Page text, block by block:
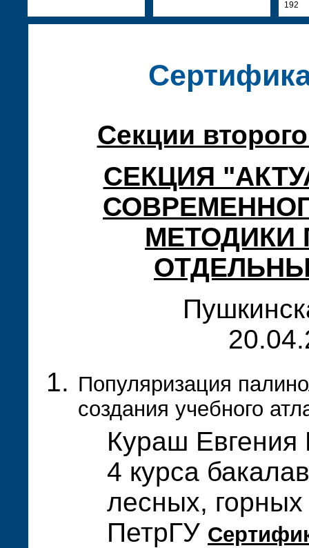
192
Секции
СЕКЦИЯ
МЕТОДИКИ
Популяризация
создания учебного
Кураш Евгения
4 курса
лесных,
ПетрГУ